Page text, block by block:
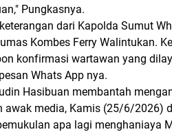
Pungkasnya.
dari Kapolda Sumut
Kombes Ferry Walintukan.
konfirmasi wartawan yang
Whats App nya.
Hasibuan membantah
awak media, Kamis (25/6/2026)
apa lagi menghaniaya